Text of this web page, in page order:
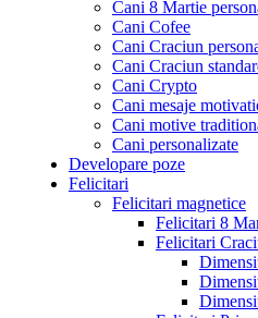
Cani 8 Martie
Cani Cofee
Cani Craciun
Cani Craciun
Cani Crypto
Cani mesaje
Cani motive
Cani personalizate
Developare poze
Felicitari
Felicitari magnetice
Felicitari 8
Felicitari